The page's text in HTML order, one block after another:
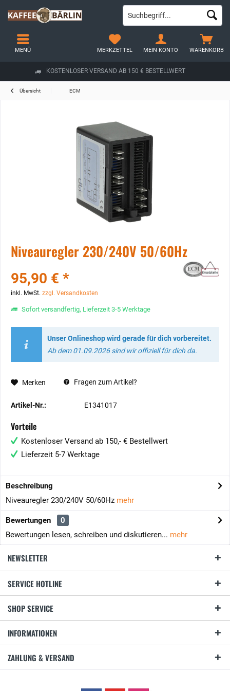
KOSTENLOSER VERSAND AB 150 € BESTELLWERT
WARENKORB
MERKZETTEL MEIN KONTO
MENÜ
Übersicht ECM
Niveauregler 230/240V 50/60Hz
95,90 € *
inkl. MwSt. zzgl. Versandkosten
Sofort versandfertig, Lieferzeit 3-5 Werktage
Unser Onlineshop wird gerade für dich vorbereitet.
Ab dem 01.09.2026 sind wir offiziell für dich da.
Merken Fragen zum Artikel?
Artikel-Nr.: E1341017
Vorteile
Kostenloser Versand ab 150,- € Bestellwert
Lieferzeit 5-7 Werktage
Beschreibung
Niveauregler 230/240V 50/60Hz mehr
Bewertungen
0
Bewertungen lesen, schreiben und diskutieren... mehr
NEWSLETTER
SERVICE HOTLINE
SHOP SERVICE
INFORMATIONEN
ZAHLUNG & VERSAND